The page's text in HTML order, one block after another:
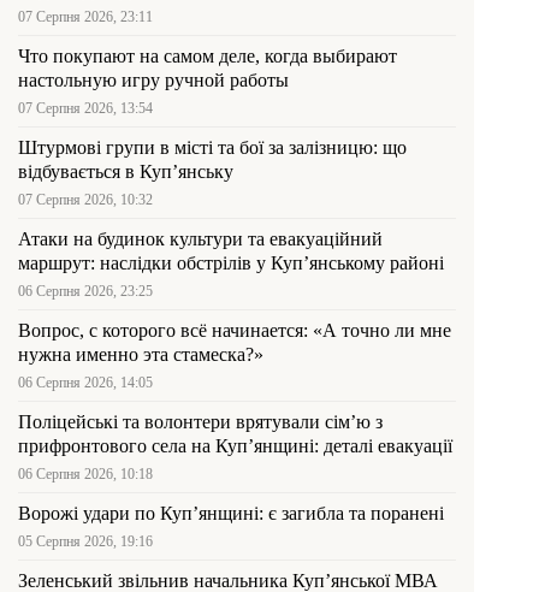
07 Серпня 2026, 23:11
Что покупают на самом деле, когда выбирают
настольную игру ручной работы
07 Серпня 2026, 13:54
Штурмові групи в місті та бої за залізницю: що
відбувається в Куп’янську
07 Серпня 2026, 10:32
Атаки на будинок культури та евакуаційний
маршрут: наслідки обстрілів у Куп’янському районі
06 Серпня 2026, 23:25
Вопрос, с которого всё начинается: «А точно ли мне
нужна именно эта стамеска?»
06 Серпня 2026, 14:05
Поліцейські та волонтери врятували сім’ю з
прифронтового села на Куп’янщині: деталі евакуації
06 Серпня 2026, 10:18
Ворожі удари по Куп’янщині: є загибла та поранені
05 Серпня 2026, 19:16
Зеленський звільнив начальника Купʼянської МВА